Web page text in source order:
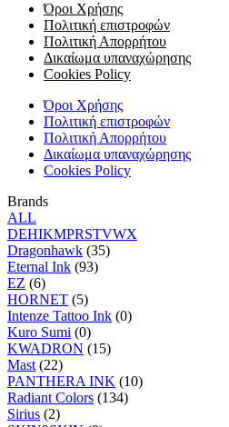
Όροι Χρήσης
Πολιτική επιστροφών
Πολιτική Απορρήτου
Δικαίωμα υπαναχώρησης
Cookies Policy
Όροι Χρήσης
Πολιτική επιστροφών
Πολιτική Απορρήτου
Δικαίωμα υπαναχώρησης
Cookies Policy
Brands
ALL
DEHIKMPRSTVWX
Dragonhawk (35)
Eternal Ink (93)
EZ (6)
HORNET (5)
Intenze Tattoo Ink (0)
Kuro Sumi (0)
KWADRON (15)
Mast (22)
PANTHERA INK (10)
Radiant Colors (134)
Sirius (2)